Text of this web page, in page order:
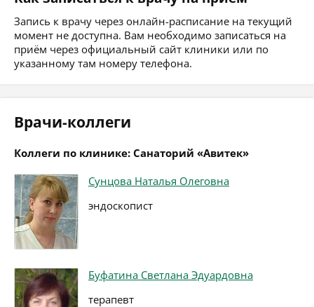
Запись к врачу через онлайн-расписание на текущий
момент не доступна. Вам необходимо записаться на
приём через официальный сайт клиники или по
указанному там номеру телефона.
Врачи-коллеги
Коллеги по клинике: Санаторий «Авитек»
Сунцова Наталья Олеговна
эндоскопист
Буфатина Светлана Эдуардовна
терапевт